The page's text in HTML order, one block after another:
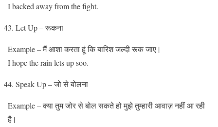
I backed away from the fight.
Let Up – रूकना
Example – मैं आशा करता हूं कि बारिश जल्दी रूक जाए |
I hope the rain lets up soo.
Speak Up – जो से बोलना
Example – क्या तुम जोर से बोल सकते हो मुझे तुम्हारी आवाज़ नहीं आ रही
है |